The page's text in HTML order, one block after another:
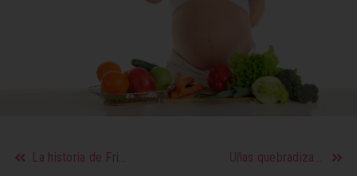
La historia de Frida Kahlo Uñas quebradizas: causas y tratamientos